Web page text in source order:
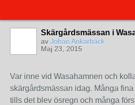
Skärgårdsmässan i
av Johan Ankarbäck
Maj 23, 2015
Var inne vid Wasahamnen och
skärgårdsmässan idag. Många
tills det blev ösregn och många